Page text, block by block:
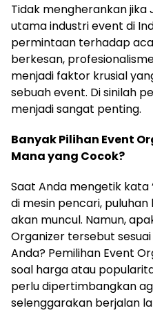
Tidak mengherankan
utama industri event di
permintaan terhadap
berkesan,
menjadi faktor krusial
sebuah event. Di sinilah
menjadi sangat penting.
Banyak Pilihan Event
Mana yang Cocok?
Saat Anda mengetik
di mesin pencari,
akan muncul. Namun,
Organizer tersebut
Anda? Pemilihan Event
soal harga atau
perlu dipertimbangkan
selenggarakan berjalan